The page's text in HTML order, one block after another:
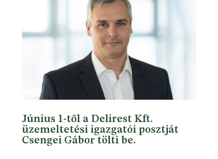
Június 1-től a Delirest Kft.
üzemeltetési igazgatói posztját
Csengei Gábor tölti be.